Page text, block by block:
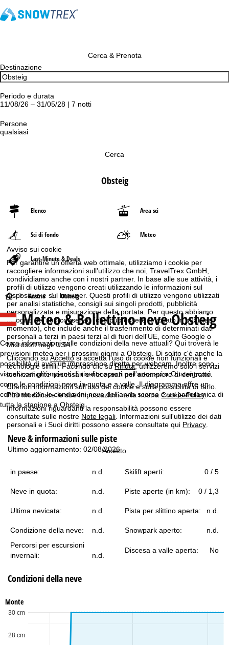
Avviso sui cookie
Per garantire un'offerta web ottimale, utilizziamo i cookie per
raccogliere informazioni sull'utilizzo che noi, TravelTrex GmbH,
condividiamo anche con i nostri partner. In base alle sue attività, i
profili di utilizzo vengono creati utilizzando le informazioni sul
dispositivo e sul browser. Questi profili di utilizzo vengono utilizzati
per analisi statistiche, consigli sui singoli prodotti, pubblicità
personalizzata e misurazione della portata. Per questo abbiamo
bisogno del suo consenso (che può essere revocato in qualsiasi
momento), che include anche il trasferimento di determinati dati
personali a terzi in paesi terzi al di fuori dell'UE, come Google o
Microsoft negli USA.
Cliccando suAccettosi accetta l'uso di cookie non funzionali e
tecnologie simili. Facendo clic suRifiuta, utilizzeremo solo i servizi
tecnicamente necessari e necessari per adempiere al contratto.
Ulteriori informazioni sull'uso dei cookie e sulla possibilità di farlo.
Può modificare le sue impostazioni nella nostraCookie-Policy.
Informazioni riguardanti la responsabilità possono essere
consultate sulle nostre Note legali . Informazioni sull'utilizzo dei dati
personali e i Suoi diritti possono essere consultate qui Privacy
Accetto
Cerca & Prenota
Destinazione
Periodo e durata
11/08/26 – 31/05/28 | 7 notti
Persone
qualsiasi
Cerca
Obsteig
Elenco Area sci
Sci di fondo Meteo
Last-Minute & Deals
H
o
m
e
p
a
g
e
Austria Obsteig
Meteo & Bollettino neve Obsteig
Cerca informazioni sulle condizioni della neve attuali? Qui troverà le
previsioni meteo per i prossimi giorni a Obsteig. Di solito c'è anche la
possibilità di aver un impressione diretta per webcam. Inoltre sono
visualizzati gli impianti di risalita aperti nell'area sci a Obsteig così
come le condizioni neve in quota e a valle. Il diagramma offre un
confronto con le condizioni neve dell'anno scorso e un panoramica di
tutta la stagione a Obsteig.
Neve & informazioni sulle piste
Ultimo aggiornamento: 02/08/2026
in paese: n.d. Skilift aperti: 0 / 5
Neve in quota: n.d. Piste aperte (in km): 0 / 1,3
Ultima nevicata: n.d. Pista per slittino aperta: n.d.
Condizione della neve: n.d. Snowpark aperto:
n.d.
Percorsi per escursioni
invernali:
n.d.
Discesa a valle aperta: No
Condizioni della neve
Monte
28 cm
30 cm